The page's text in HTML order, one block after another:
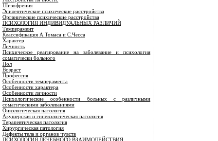
Шизофрения
Эпилептические психические расстройства
Органические психические расстройства
ПСИХОЛОГИЯ ИНДИВИДУАЛЬНЫХ РАЗЛИЧИЙ
Темперамент
Классификация А.Томаса и С.Чесса
Характер
Личность
Психическое реагирование на заболевание и психология
соматически больного
Пол
Возраст
Профессия
Особенности темперамента
Особенности характера
Особенности личности
Психологические особенности больных с различными
соматическими заболеваниями
Онкологическая патология
Акушерская и гинекологическая патология
Терапевтическая патология
Хирургическая патология
Дефекты тела и органов чувств
ПСИХОЛОГИЯ ЛЕЧЕБНОГО ВЗАИМОДЕЙСТВИЯ